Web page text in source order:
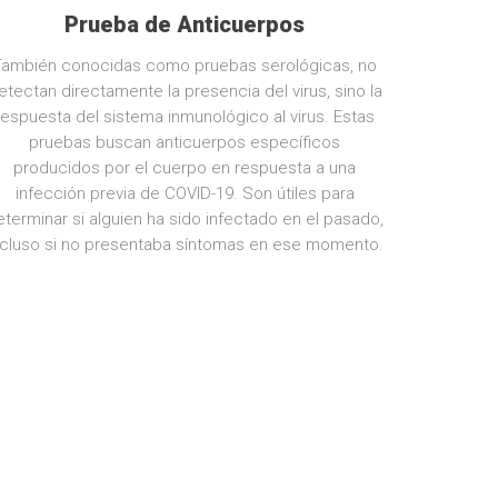
Prueba de Anticuerpos
conocidas como pruebas serológicas, no
directamente la presencia del virus, sino la
del sistema inmunológico al virus. Estas
pruebas buscan anticuerpos específicos
producidos por el cuerpo en respuesta a una
infección previa de COVID-19. Son útiles para
si alguien ha sido infectado en el pasado,
si no presentaba síntomas en ese momento.